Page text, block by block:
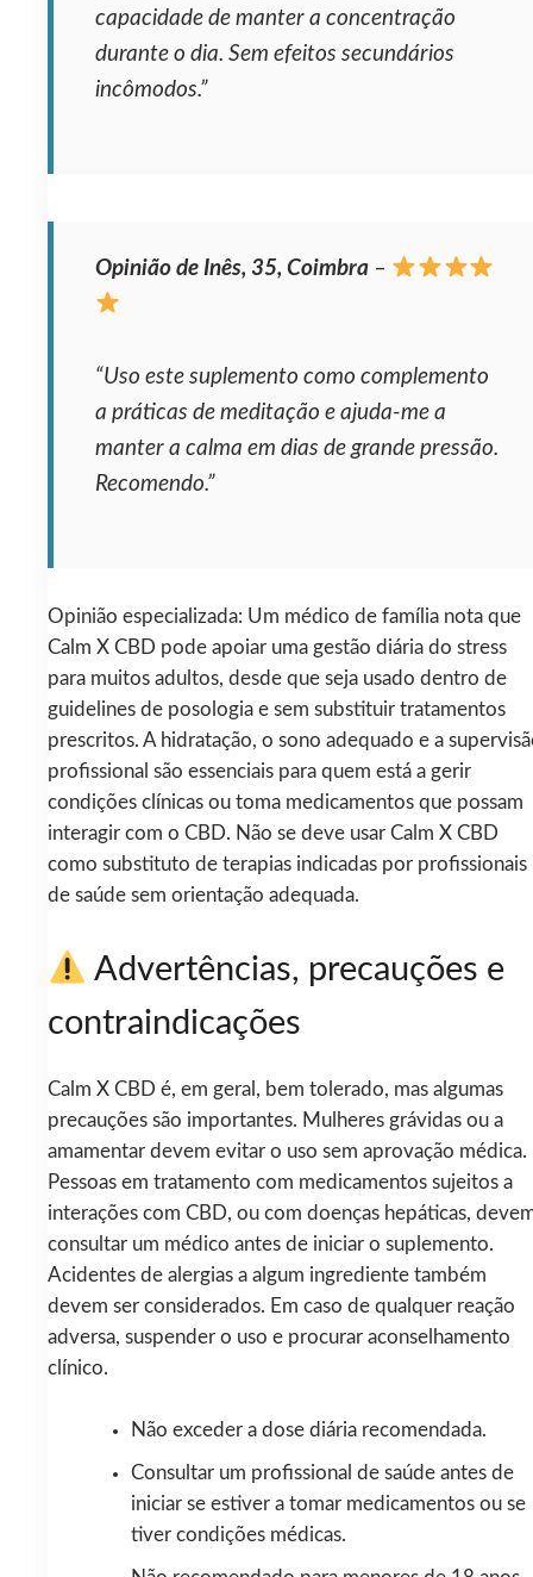
capacidade de manter a concentração
durante o dia. Sem efeitos secundários
incômodos.”
Opinião de Inês, 35, Coimbra –
“Uso este suplemento como complemento
a práticas de meditação e ajuda-me a
manter a calma em dias de grande pressão.
Recomendo.”
Opinião especializada: Um médico de família nota que
Calm X CBD pode apoiar uma gestão diária do stress
para muitos adultos, desde que seja usado dentro de
guidelines de posologia e sem substituir tratamentos
prescritos. A hidratação, o sono adequado e a
profissional são essenciais para quem está a gerir
condições clínicas ou toma medicamentos que possam
interagir com o CBD. Não se deve usar Calm X CBD
como substituto de terapias indicadas por profissionais
de saúde sem orientação adequada.
Advertências, precauções e
contraindicações
Calm X CBD é, em geral, bem tolerado, mas algumas
precauções são importantes. Mulheres grávidas ou a
amamentar devem evitar o uso sem aprovação médica.
Pessoas em tratamento com medicamentos sujeitos a
interações com CBD, ou com doenças hepáticas,
consultar um médico antes de iniciar o suplemento.
Acidentes de alergias a algum ingrediente também
devem ser considerados. Em caso de qualquer reação
adversa, suspender o uso e procurar aconselhamento
clínico.
Não exceder a dose diária recomendada.
Consultar um profissional de saúde antes de
iniciar se estiver a tomar medicamentos ou se
tiver condições médicas.